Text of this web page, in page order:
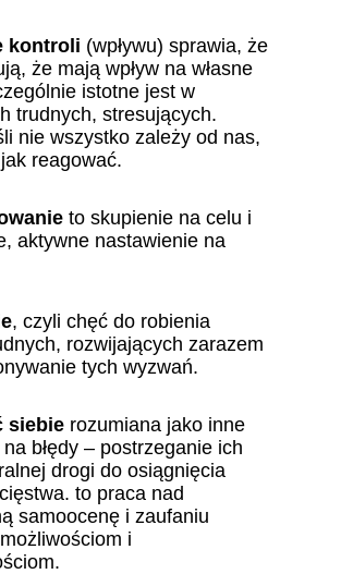
kontroli (wpływu) sprawia, że
że mają wpływ na własne
istotne jest w
trudnych, stresujących.
nie wszystko zależy od nas,
reagować.
to skupienie na celu i
aktywne nastawienie na
, czyli chęć do robienia
rozwijających zarazem
tych wyzwań.
siebie rozumiana jako inne
błędy – postrzeganie ich
drogi do osiągnięcia
to praca nad
samoocenę i zaufaniu
i